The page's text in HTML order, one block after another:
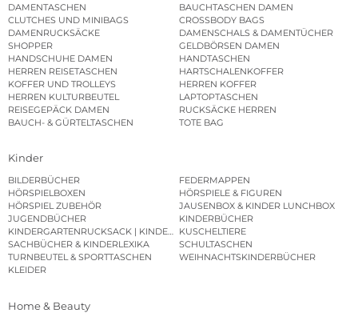
DAMENTASCHEN
BAUCHTASCHEN DAMEN
CLUTCHES UND MINIBAGS
CROSSBODY BAGS
DAMENRUCKSÄCKE
DAMENSCHALS & DAMENTÜCHER
SHOPPER
GELDBÖRSEN DAMEN
HANDSCHUHE DAMEN
HANDTASCHEN
HERREN REISETASCHEN
HARTSCHALENKOFFER
KOFFER UND TROLLEYS
HERREN KOFFER
HERREN KULTURBEUTEL
LAPTOPTASCHEN
REISEGEPÄCK DAMEN
RUCKSÄCKE HERREN
BAUCH- & GÜRTELTASCHEN
TOTE BAG
Kinder
BILDERBÜCHER
FEDERMAPPEN
HÖRSPIELBOXEN
HÖRSPIELE & FIGUREN
HÖRSPIEL ZUBEHÖR
JAUSENBOX & KINDER LUNCHBOX
JUGENDBÜCHER
KINDERBÜCHER
KINDERGARTENRUCKSACK | KINDERGARTENBEUTEL
KUSCHELTIERE
SACHBÜCHER & KINDERLEXIKA
SCHULTASCHEN
TURNBEUTEL & SPORTTASCHEN
WEIHNACHTSKINDERBÜCHER
KLEIDER
Home & Beauty